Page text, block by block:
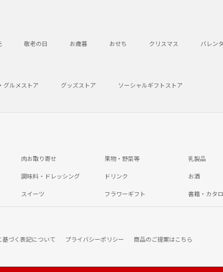
敬老の日 お歳暮 おせち クリスマス バレン
グルメストア グッズストア ソーシャルギフトストア
肉お取り寄せ 果物・野菜等 乳製品
調味料・ドレッシング ドリンク お酒
スイーツ フラワーギフト 書籍・カタ
基づく表記について プライバシーポリシー 商品のご提案はこちら